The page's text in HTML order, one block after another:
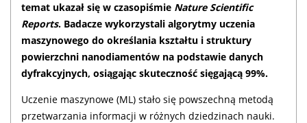
temat ukazał się w czasopiśmie Nature Scientific
Reports. Badacze wykorzystali algorytmy uczenia
maszynowego do określania kształtu i struktury
powierzchni nanodiamentów na podstawie danych
dyfrakcyjnych, osiągając skuteczność sięgającą 99%.
Uczenie maszynowe (ML) stało się powszechną metodą
przetwarzania informacji w różnych dziedzinach nauki.